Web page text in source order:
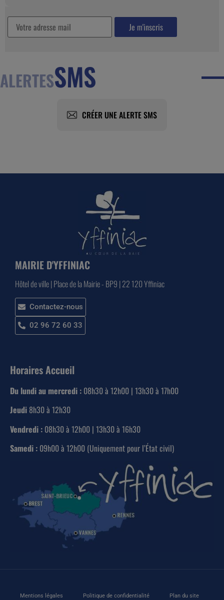
ALERTESSMS
CRÉER UNE ALERTE SMS
MAIRIE D'YFFINIAC
Hôtel de ville | Place de la Mairie - BP9 | 22 120 Yffiniac
Contactez-nous
02 96 72 60 33
Horaires Accueil
Du lundi au mercredi : 08h30 à 12h00 | 13h30 à 17h00
Jeudi 8h30 à 12h30
Vendredi : 08h30 à 12h00 | 13h30 à 16h30
Samedi : 09h00 à 12h00 (Uniquement pour l’État civil)
Mentions légales Politique de confidentialité Plan du site